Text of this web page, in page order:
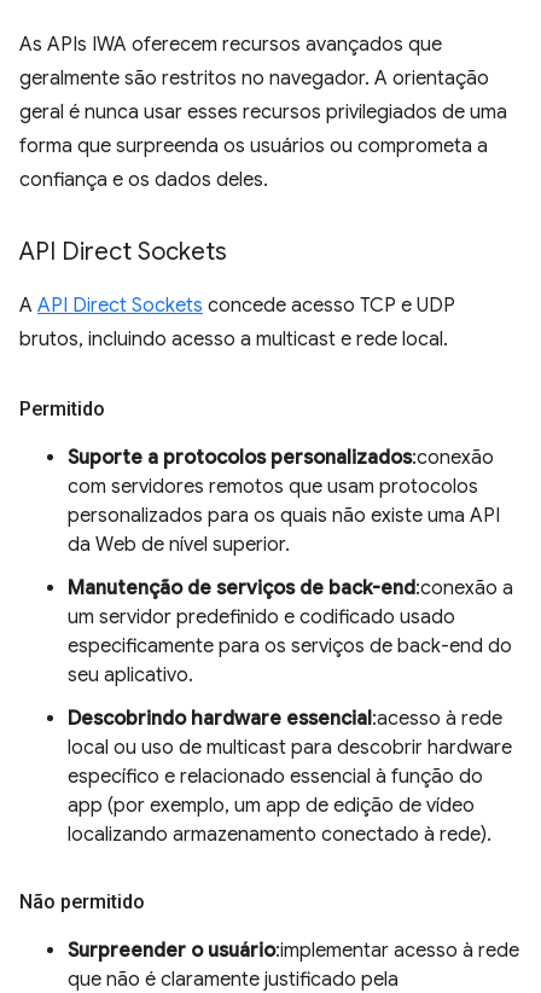
As APIs IWA oferecem recursos avançados que
geralmente são restritos no navegador. A orientação
geral é nunca usar esses recursos privilegiados de uma
forma que surpreenda os usuários ou comprometa a
confiança e os dados deles.
API Direct Sockets
A API Direct Sockets concede acesso TCP e UDP
brutos, incluindo acesso a multicast e rede local.
Permitido
Suporte a protocolos personalizados:conexão
com servidores remotos que usam protocolos
personalizados para os quais não existe uma API
da Web de nível superior.
Manutenção de serviços de back-end:conexão a
um servidor predefinido e codificado usado
especificamente para os serviços de back-end do
seu aplicativo.
Descobrindo hardware essencial:acesso à rede
local ou uso de multicast para descobrir hardware
específico e relacionado essencial à função do
app (por exemplo, um app de edição de vídeo
localizando armazenamento conectado à rede).
Não permitido
Surpreender o usuário:implementar acesso à rede
que não é claramente justificado pela